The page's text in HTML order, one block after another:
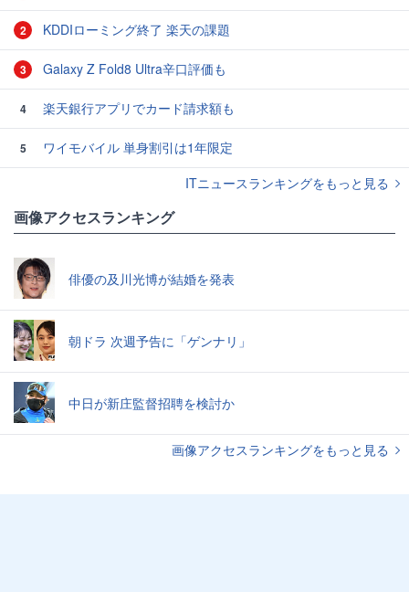
2 KDDIローミング終了 楽天の課題
3 Galaxy Z Fold8 Ultra辛口評価も
4 楽天銀行アプリでカード請求額も
5
ワイモバイル 単身割引は1年限定
ITニュースランキングをもっと見る
画像アクセスランキング
俳優の及川光博が結婚を発表
朝ドラ 次週予告に「ゲンナリ」
中日が新庄監督招聘を検討か
画像アクセスランキングをもっと見る